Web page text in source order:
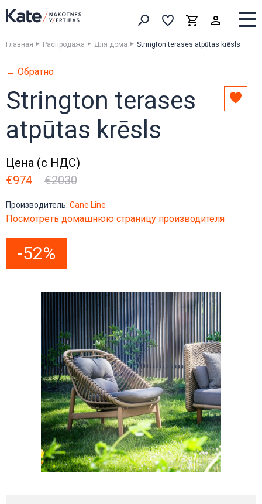
Искать товары
ВыборкаКорзинаВыборка
Главная Распродажа Для дома Strington terases atpūtas krēsls
← Обратно
Strington terases
atpūtas krēsls
Цена (с НДС)
€974
€2030
Производитель: Cane Line
Посмотреть домашнюю страницу производителя
-52%